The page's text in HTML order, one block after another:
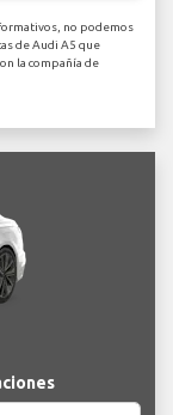
no podemos
de Audi A5 que
la compañía de